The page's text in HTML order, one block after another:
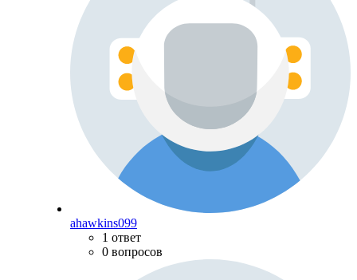
ahawkins099
1 ответ
0 вопросов